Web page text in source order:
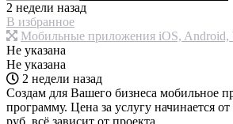
2 недели назад
В избранное
Мобильные приложения iOS, Android,
Не указана
Не указана
2 недели назад
Создам для Вашего бизнеса мобильное
программу. Цена за услугу начинается
руб. всё зависит от проекта.